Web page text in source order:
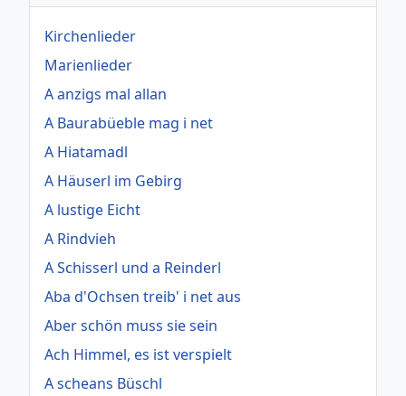
Kirchenlieder
Marienlieder
A anzigs mal allan
A Baurabüeble mag i net
A Hiatamadl
A Häuserl im Gebirg
A lustige Eicht
A Rindvieh
A Schisserl und a Reinderl
Aba d'Ochsen treib' i net aus
Aber schön muss sie sein
Ach Himmel, es ist verspielt
A scheans Büschl